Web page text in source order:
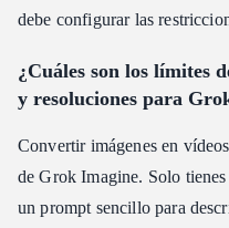
debe configurar las
¿Cuáles son los límites
y resoluciones para
Convertir imágenes en
de Grok Imagine. Solo
un prompt sencillo para